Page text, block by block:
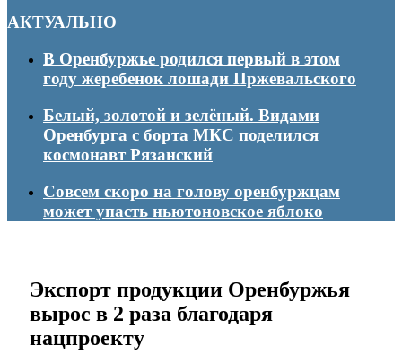
АКТУАЛЬНО
В Оренбуржье родился первый в этом
году жеребенок лошади Пржевальского
Белый, золотой и зелёный. Видами
Оренбурга с борта МКС поделился
космонавт Рязанский
Совсем скоро на голову оренбуржцам
может упасть ньютоновское яблоко
Экспорт продукции Оренбуржья
вырос в 2 раза благодаря
нацпроекту